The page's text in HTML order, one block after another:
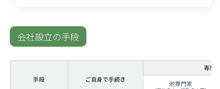
会社設立の手段